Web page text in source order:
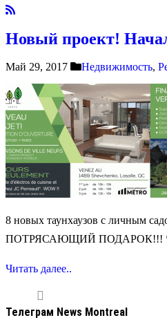
Новый проект!
Май 29, 2017 Недвижимость,
8 новых таунхаузов с личным
ПОТРЯСАЮЩИЙ ПОДАРОК!!!
Читать далее..
Телеграм News Montreal